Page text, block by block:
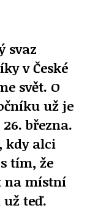
svaz
v České
svět. O
už je
března.
kdy alci
tím, že
na místní
teď.